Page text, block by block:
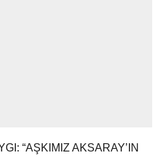
“AŞKIMIZ AKSARAY’IN